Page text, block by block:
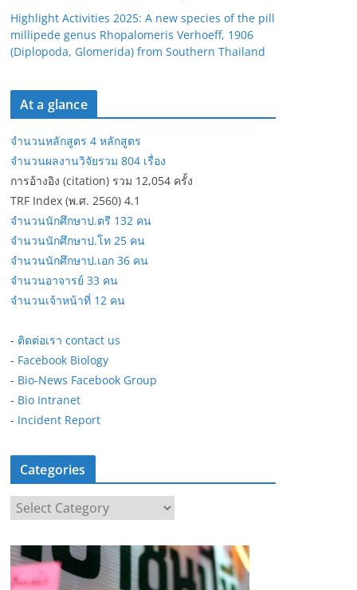
Highlight Activities 2025: A new species of the pill
millipede genus Rhopalomeris Verhoeff, 1906
(Diplopoda, Glomerida) from Southern Thailand
At a glance
จำนวนหลักสูตร 4 หลักสูตร
จำนวนผลงานวิจัยรวม 804 เรื่อง
การอ้างอิง (citation) รวม 12,054 ครั้ง
TRF Index (พ.ศ. 2560) 4.1
จำนวนนักศึกษาป.ตรี 132 คน
จำนวนนักศึกษาป.โท 25 คน
จำนวนนักศึกษาป.เอก 36 คน
จำนวนอาจารย์ 33 คน
จำนวนเจ้าหน้าที่ 12 คน
- ติดต่อเรา contact us
- Facebook Biology
- Bio-News Facebook Group
- Bio Intranet
- Incident Report
Categories
a
t
e
g